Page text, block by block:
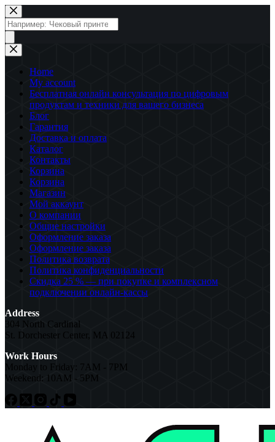
Перейти
к
сути
Поиск
товаров
Home
My account
Бесплатная онлайн консультация по цифровым
продуктам и техники для вашего бизнеса
Блог
Гарантия
Доставка и оплата
Каталог
Контакты
Корзина
Корзина
Магазин
Мой аккаунт
О компании
Общие настройки
Оформление заказа
Оформление заказа
Политика возврата
Политика конфиденциальности
Скидка 25 % — при покупке и комплексном
подключении онлайн-кассы
Address
304 North Cardinal
St. Dorchester Center, MA 02124
Work Hours
Monday to Friday: 7AM - 7PM
Weekend: 10AM - 5PM